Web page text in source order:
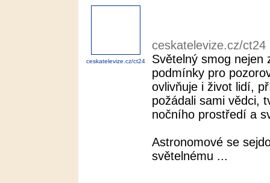
ceskatelevize.cz/ct24
ceskatelevize.cz/ct24
Světelný smog nejen
podmínky pro
ovlivňuje i život lidí,
požádali sami vědci,
nočního prostředí a
Astronomové se
světelnému ...